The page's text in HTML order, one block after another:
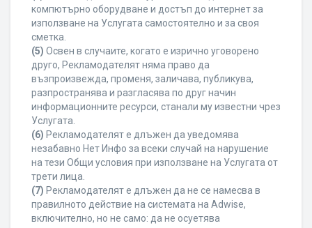
компютърно оборудване и достъп до интернет за
използване на Услугата самостоятелно и за своя
сметка.
(5) Освен в случаите, когато е изрично уговорено
друго, Рекламодателят няма право да
възпроизвежда, променя, заличава, публикува,
разпространява и разгласява по друг начин
информационните ресурси, станали му известни чрез
Услугата.
(6) Рекламодателят е длъжен да уведомява
незабавно Нет Инфо за всеки случай на нарушение
на тези Общи условия при използване на Услугата от
трети лица.
(7) Рекламодателят е длъжен да не се намесва в
правилното действие на системата на Adwise,
включително, но не само: да не осуетява